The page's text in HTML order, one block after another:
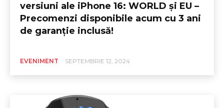
versiuni ale iPhone 16: WORLD și EU –
Precomenzi disponibile acum cu 3 ani
de garanție inclusă!
EVENIMENT SEPTEMBRIE 12, 2024